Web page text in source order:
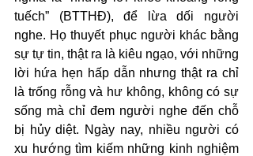
tuếch” (BTTHĐ), để lừa dối người
nghe. Họ thuyết phục người khác bằng
sự tự tin, thật ra là kiêu ngạo, với những
lời hứa hẹn hấp dẫn nhưng thật ra chỉ
là trống rỗng và hư không, không có sự
sống mà chỉ đem người nghe đến chỗ
bị hủy diệt. Ngày nay, nhiều người có
xu hướng tìm kiếm những kinh nghiệm